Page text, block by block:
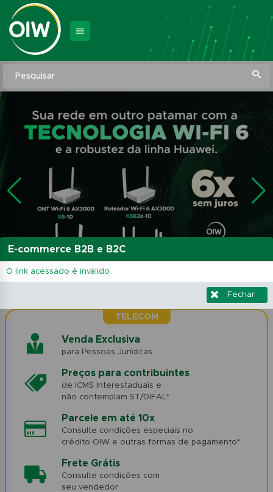
E-commerce B2B e B2C
O link acessado é inválido.
Fechar
Pesquisar
TELECOM
Venda Exclusiva
para Pessoas Jurídicas
Preços para contribuintes
de ICMS Interestaduais e
não contemplam ST/DIFAL*
Parcele em até 10x
Consulte condições especiais no
crédito OIW e outras formas de pagamento*
Frete Grátis
Consulte condições com
seu vendedor